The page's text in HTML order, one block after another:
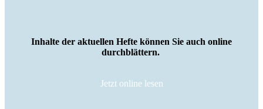
Inhalte der aktuellen Hefte können Sie auch online
durchblättern.
Jetzt online lesen